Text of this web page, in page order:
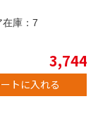
庫： 7
3,744
トに入れる